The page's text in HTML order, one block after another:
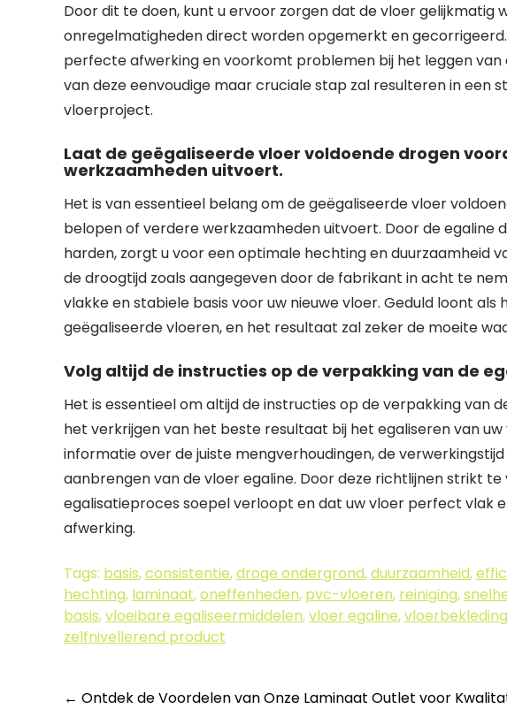
Door dit te doen, kunt u ervoor zorgen dat de vloer gelijkmatig
onregelmatigheden direct worden opgemerkt en
perfecte afwerking en voorkomt problemen bij het leggen van
van deze eenvoudige maar cruciale stap zal resulteren in een
vloerproject.
Laat de geëgaliseerde vloer voldoende drogen
werkzaamheden uitvoert.
Het is van essentieel belang om de geëgaliseerde vloer
belopen of verdere werkzaamheden uitvoert. Door de egaline
harden, zorgt u voor een optimale hechting en duurzaamheid
de droogtijd zoals aangegeven door de fabrikant in acht te
vlakke en stabiele basis voor uw nieuwe vloer. Geduld loont
geëgaliseerde vloeren, en het resultaat zal zeker de moeite
Volg altijd de instructies op de verpakking van de
Het is essentieel om altijd de instructies op de verpakking van
het verkrijgen van het beste resultaat bij het egaliseren van
informatie over de juiste mengverhoudingen, de
aanbrengen van de vloer egaline. Door deze richtlijnen strikt
egalisatieproces soepel verloopt en dat uw vloer perfect vlak
afwerking.
Tags: basis,consistentie,droge ondergrond,duurzaamheid,
hechting, laminaat,oneffenheden, pvc-vloeren, reiniging,
basis,vloeibare egaliseermiddelen,vloer egaline,vloerbekleding
zelfnivellerend product
Berichtnavigatie
← Ontdek de Voordelen van Onze Laminaat Outlet voor